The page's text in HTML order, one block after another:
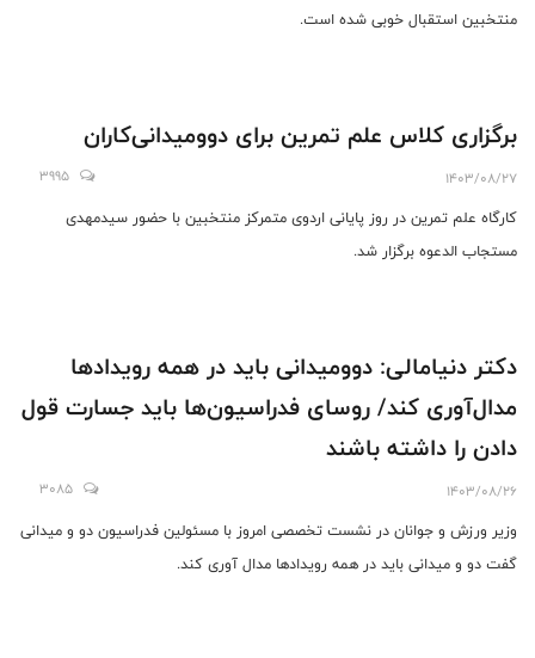
منتخبین استقبال خوبی شده است.
برگزاری کلاس علم تمرین برای دوومیدانی‌کاران
1403/08/27
3995
کارگاه علم تمرین در روز پایانی اردوی متمرکز منتخبین با حضور سیدمهدی
مستجاب الدعوه برگزار شد.
دکتر دنیامالی: دوومیدانی باید در همه رویداد‌ها
مدال‌آوری کند/ روسای فدراسیون‌ها باید جسارت قول
دادن را داشته باشند
1403/08/26
3085
وزیر ورزش و جوانان در نشست تخصصی امروز با مسئولین فدراسیون دو و میدانی
گفت دو و میدانی باید در همه رویدادها مدال آوری کند.